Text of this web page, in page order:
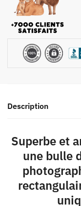
Description
Superbe et
une bulle